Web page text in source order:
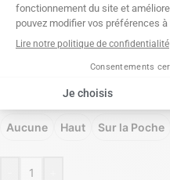
PERSONNALISATION
Impression numérique (quadri)
Sérigraphie (1 couleur)
Aucune Haut Sur la Poche